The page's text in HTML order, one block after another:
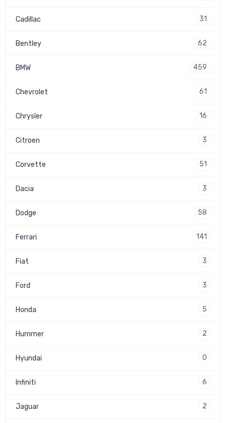
Cadillac 31
Bentley 62
BMW 459
Chevrolet 61
Chrysler 16
Citroen 3
Corvette 51
Dacia 3
Dodge 58
Ferrari 141
Fiat 3
Ford 3
Honda 5
Hummer 2
Hyundai 0
Infiniti 6
Jaguar 2